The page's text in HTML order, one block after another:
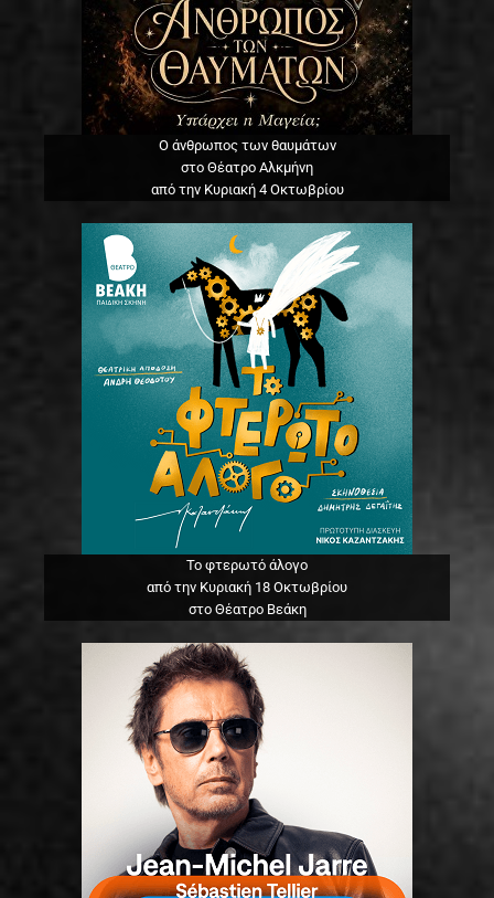
Ο άνθρωπος των θαυμάτων
στο Θέατρο Αλκμήνη
από την Κυριακή 4 Οκτωβρίου
Το φτερωτό άλογο
από την Κυριακή 18 Οκτωβρίου
στο Θέατρο Βεάκη